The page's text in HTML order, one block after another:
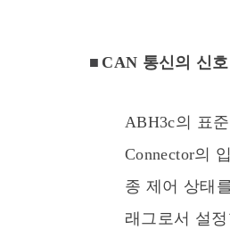
■ CAN 통신의 신호
ABH3c의 표
Connector의
종 제어 상태
래그로서 설